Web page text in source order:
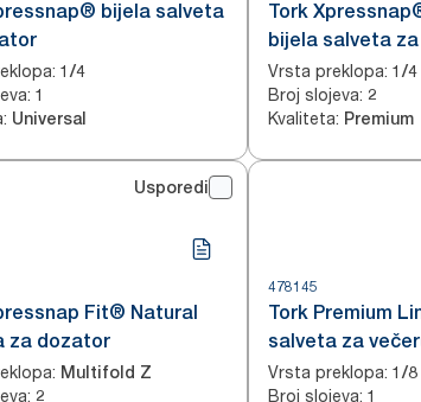
bijela salveta
: 1/4
: 1
: Universal
Tork
bijela salveta
uzorkom lista
Vrsta preklopa: 1/4
Broj slojeva: 2
Kvaliteta: Premium
Usporedi
Fit® Natural
za dozator
: Multifold Z
: 2
478145
Tork Premium
salveta za
presavijena
Vrsta preklopa: 1/8
Broj slojeva: 1